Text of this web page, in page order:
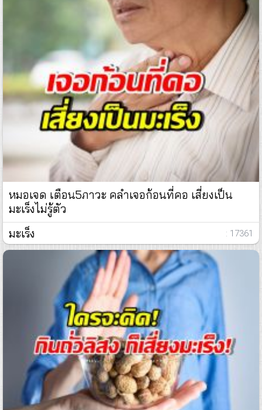
หมอเจด เตือน5ภาวะ คลำเจอก้อนที่คอ เสี่ยงเป็น
มะเร็งไม่รู้ตัว
มะเร็ง
: 17361